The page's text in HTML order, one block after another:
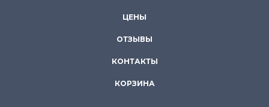
ЦЕНЫ
ОТЗЫВЫ
КОНТАКТЫ
КОРЗИНА